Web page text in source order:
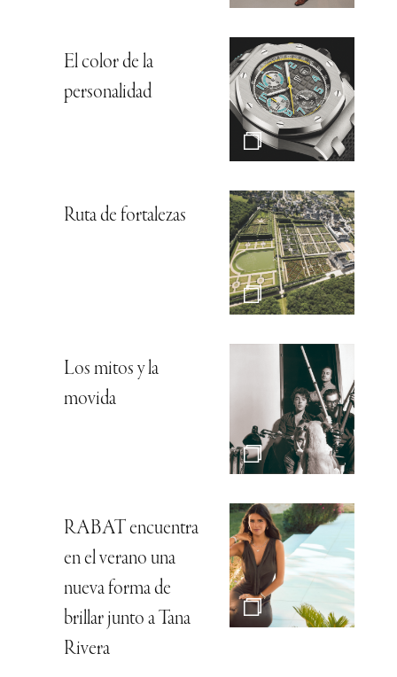
El color de la
personalidad
Ruta de fortalezas
Los mitos y la
movida
RABAT encuentra
en el verano una
nueva forma de
brillar junto a Tana
Rivera